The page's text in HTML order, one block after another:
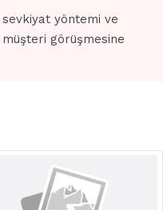
yöntemi ve
görüşmesine